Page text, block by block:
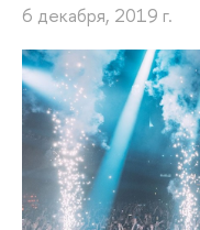
6 декабря, 2019 г.